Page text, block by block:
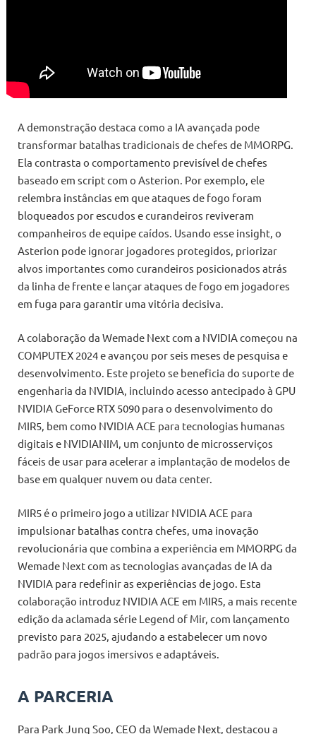
A demonstração destaca como a IA avançada pode
transformar batalhas tradicionais de chefes de MMORPG.
Ela contrasta o comportamento previsível de chefes
baseado em script com o Asterion. Por exemplo, ele
relembra instâncias em que ataques de fogo foram
bloqueados por escudos e curandeiros reviveram
companheiros de equipe caídos. Usando esse insight, o
Asterion pode ignorar jogadores protegidos, priorizar
alvos importantes como curandeiros posicionados atrás
da linha de frente e lançar ataques de fogo em jogadores
em fuga para garantir uma vitória decisiva.
A colaboração da Wemade Next com a NVIDIA começou na
COMPUTEX 2024 e avançou por seis meses de pesquisa e
desenvolvimento. Este projeto se beneficia do suporte de
engenharia da NVIDIA, incluindo acesso antecipado à GPU
NVIDIA GeForce RTX 5090 para o desenvolvimento do
MIR5, bem como NVIDIA ACE para tecnologias humanas
digitais e NVIDIANIM, um conjunto de microsserviços
fáceis de usar para acelerar a implantação de modelos de
base em qualquer nuvem ou data center.
MIR5 é o primeiro jogo a utilizar NVIDIA ACE para
impulsionar batalhas contra chefes, uma inovação
revolucionária que combina a experiência em MMORPG da
Wemade Next com as tecnologias avançadas de IA da
NVIDIA para redefinir as experiências de jogo. Esta
colaboração introduz NVIDIA ACE em MIR5, a mais recente
edição da aclamada série Legend of Mir, com lançamento
previsto para 2025, ajudando a estabelecer um novo
padrão para jogos imersivos e adaptáveis.
A PARCERIA
Para Park Jung Soo, CEO da Wemade Next, destacou a